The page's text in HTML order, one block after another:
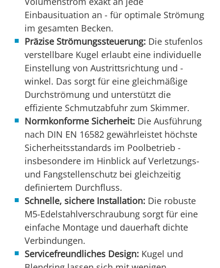
Einbausituation an - für optimale Strömung
im gesamten Becken.
Präzise Strömungssteuerung: Die stufenlos
verstellbare Kugel erlaubt eine individuelle
Einstellung von Austrittsrichtung und -
winkel. Das sorgt für eine gleichmäßige
Durchströmung und unterstützt die
effiziente Schmutzabfuhr zum Skimmer.
Normkonforme Sicherheit: Die Ausführung
nach DIN EN 16582 gewährleistet höchste
Sicherheitsstandards im Poolbetrieb -
insbesondere im Hinblick auf Verletzungs-
und Fangstellenschutz bei gleichzeitig
definiertem Durchfluss.
Schnelle, sichere Installation: Die robuste
M5-Edelstahlverschraubung sorgt für eine
einfache Montage und dauerhaft dichte
Verbindungen.
Servicefreundliches Design: Kugel und